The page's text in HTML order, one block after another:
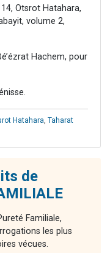
Otsrot Hatahara,
volume 2,
Hachem, pour
Hatahara, Taharat
de
Familiale,
les plus
vécues.